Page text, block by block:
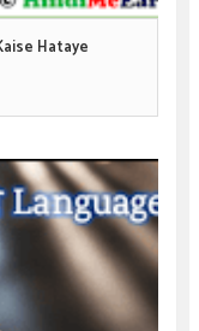
Hataye